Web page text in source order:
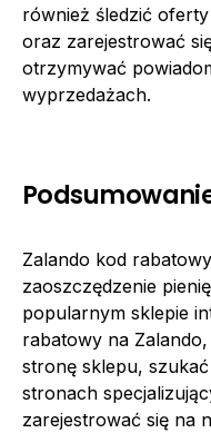
również śledzić
oraz zarejestrować
otrzymywać
wyprzedażach.
Zalando kod
zaoszczędzenie
popularnym sklepie
rabatowy na
stronę sklepu,
stronach
zarejestrować się na